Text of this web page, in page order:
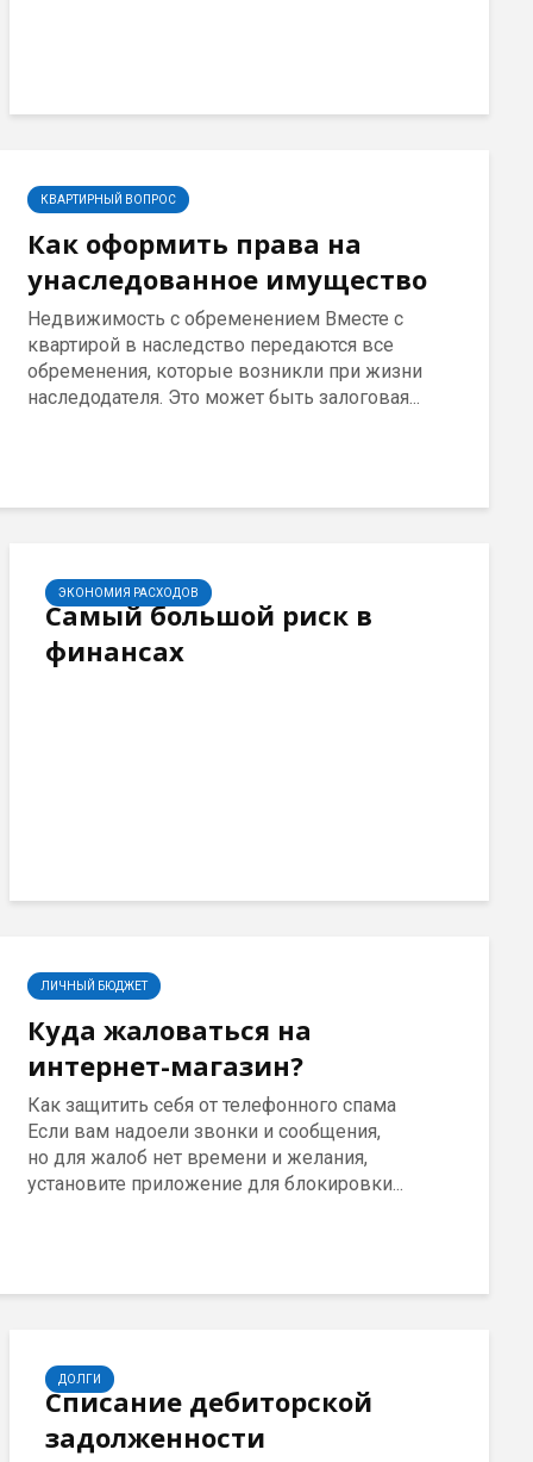
КВАРТИРНЫЙ ВОПРОС
Как оформить права на
унаследованное имущество
Недвижимость с обременением Вместе с
квартирой в наследство передаются все
обременения, которые возникли при жизни
наследодателя. Это может быть залоговая...
ЭКОНОМИЯ РАСХОДОВ
Самый большой риск в
финансах
ЛИЧНЫЙ БЮДЖЕТ
Куда жаловаться на
интернет-магазин?
Как защитить себя от телефонного спама
Если вам надоели звонки и сообщения,
но для жалоб нет времени и желания,
установите приложение для блокировки...
ДОЛГИ
Списание дебиторской
задолженности